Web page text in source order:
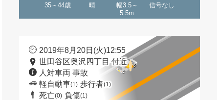
35～44歳 晴
幅3.5～
5.5m
信号なし
2019年8月20日(火)12:55
世田谷区奥沢四丁目 付近
人対車両 事故
軽自動車(1) 歩行者(1)
死亡(0) 負傷(1)